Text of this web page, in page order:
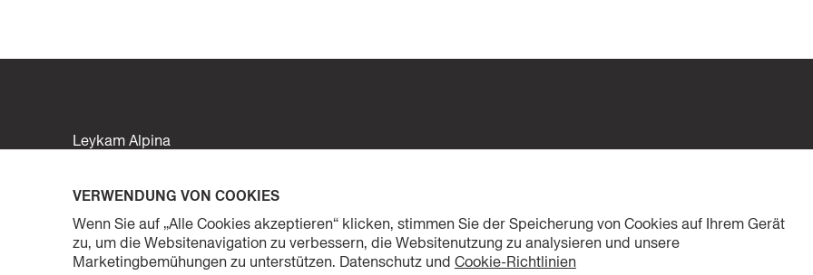
Leykam Alpina
A-8402 Werndorf
office@leykamalpina.com
+43 (0) 3135 53 200 5555
VERWENDUNG VON COOKIES
Wenn Sie auf „Alle Cookies akzeptieren“ klicken, stimmen Sie der Speicherung von Cookies auf Ihrem Gerät
zu, um die Websitenavigation zu verbessern, die Websitenutzung zu analysieren und unsere
Marketingbemühungen zu unterstützen. Datenschutz und Cookie-Richtlinien